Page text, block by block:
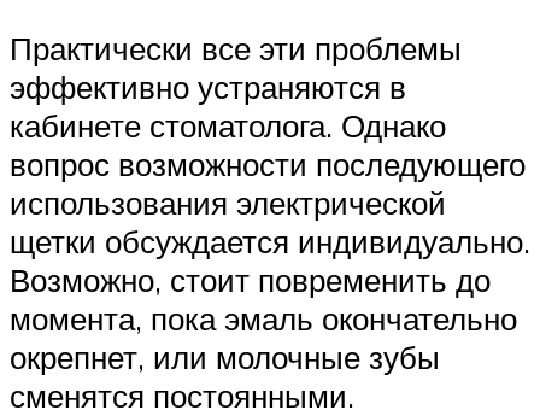
Практически все эти проблемы
эффективно устраняются в
кабинете стоматолога. Однако
вопрос возможности последующего
использования электрической
щетки обсуждается индивидуально.
Возможно, стоит повременить до
момента, пока эмаль окончательно
окрепнет, или молочные зубы
сменятся постоянными.